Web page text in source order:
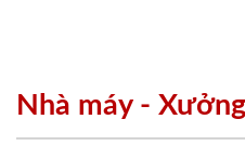
Nhà máy -